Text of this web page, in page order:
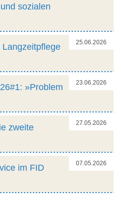
sozialen
25.06.2026
23.06.2026
»Problem
27.05.2026
zweite
07.05.2026
im FID